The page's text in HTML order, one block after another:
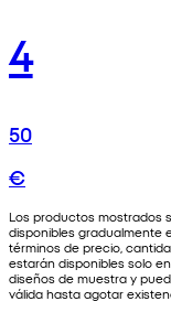
4
50
€
Los productos mostrados
disponibles gradualmente
términos de precio,
estarán disponibles solo
diseños de muestra y
válida hasta agotar